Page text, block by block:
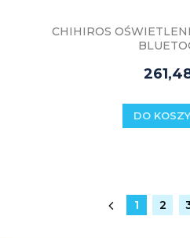
CHIHIROS
DO
1 2